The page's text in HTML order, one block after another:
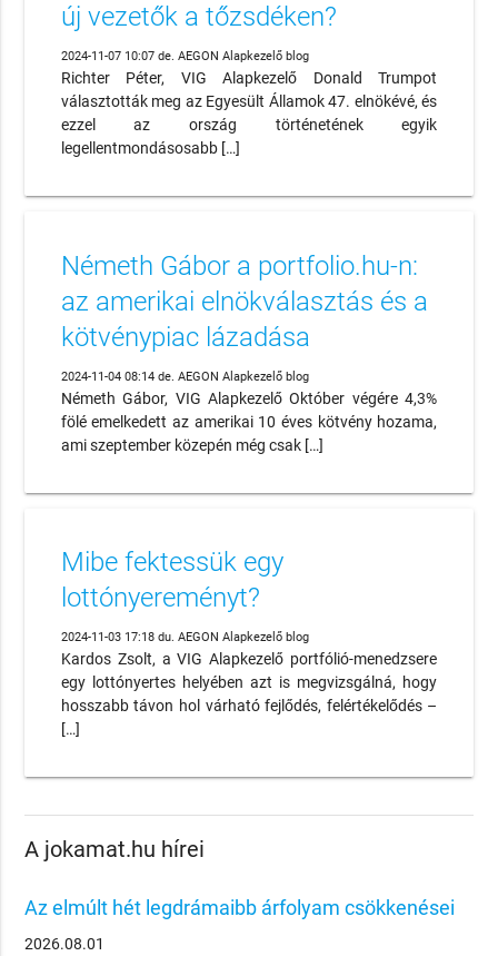
új vezetők a tőzsdéken?
2024-11-07 10:07 de. AEGON Alapkezelő blog
Richter Péter, VIG Alapkezelő Donald Trumpot
választották meg az Egyesült Államok 47. elnökévé, és
ezzel az ország történetének egyik
legellentmondásosabb […]
Németh Gábor a portfolio.hu-n:
az amerikai elnökválasztás és a
kötvénypiac lázadása
2024-11-04 08:14 de. AEGON Alapkezelő blog
Németh Gábor, VIG Alapkezelő Október végére 4,3%
fölé emelkedett az amerikai 10 éves kötvény hozama,
ami szeptember közepén még csak […]
Mibe fektessük egy
lottónyereményt?
2024-11-03 17:18 du. AEGON Alapkezelő blog
Kardos Zsolt, a VIG Alapkezelő portfólió-menedzsere
egy lottónyertes helyében azt is megvizsgálná, hogy
hosszabb távon hol várható fejlődés, felértékelődés –
[…]
A jokamat.hu hírei
Az elmúlt hét legdrámaibb árfolyam csökkenései
2026.08.01